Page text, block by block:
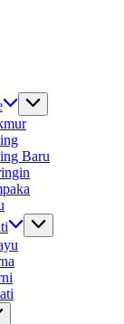
Baru